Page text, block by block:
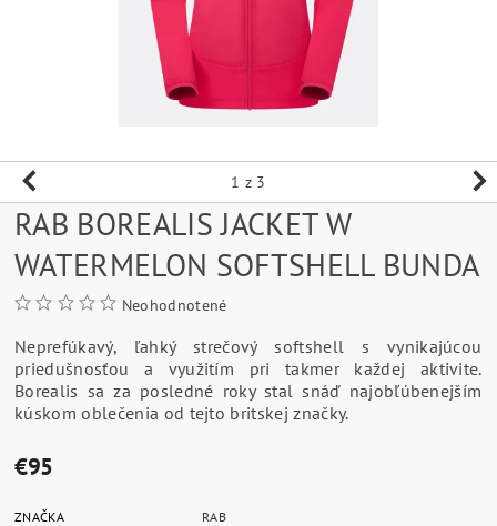
1 z 3
RAB BOREALIS JACKET W
WATERMELON SOFTSHELL BUNDA
Neohodnotené
Neprefúkavý, ľahký strečový softshell s vynikajúcou
priedušnosťou a využitím pri takmer každej aktivite.
Borealis sa za posledné roky stal snáď najobľúbenejším
kúskom oblečenia od tejto britskej značky.
€95
ZNAČKA
RAB